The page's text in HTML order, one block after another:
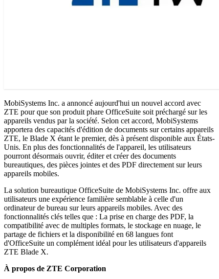
MobiSystems Inc. a annoncé aujourd'hui un nouvel accord avec
ZTE pour que son produit phare OfficeSuite soit préchargé sur les
appareils vendus par la société. Selon cet accord, MobiSystems
apportera des capacités d'édition de documents sur certains appareils
ZTE, le Blade X étant le premier, dès à présent disponible aux États-
Unis. En plus des fonctionnalités de l'appareil, les utilisateurs
pourront désormais ouvrir, éditer et créer des documents
bureautiques, des pièces jointes et des PDF directement sur leurs
appareils mobiles.
La solution bureautique OfficeSuite de MobiSystems Inc. offre aux
utilisateurs une expérience familière semblable à celle d'un
ordinateur de bureau sur leurs appareils mobiles. Avec des
fonctionnalités clés telles que : La prise en charge des PDF, la
compatibilité avec de multiples formats, le stockage en nuage, le
partage de fichiers et la disponibilité en 68 langues font
d'OfficeSuite un complément idéal pour les utilisateurs d'appareils
ZTE Blade X.
À propos de ZTE Corporation